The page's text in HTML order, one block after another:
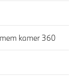
kamer 360